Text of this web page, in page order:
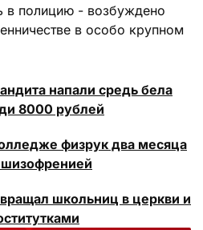
в полицию - возбуждено
в особо крупном
напали средь бела
8000 рублей
физрук два месяца
шизофренией
школьниц в церкви и